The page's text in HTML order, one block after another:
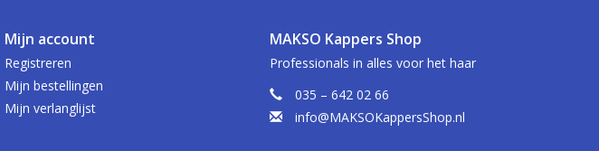
Mijn account
Registreren
Mijn bestellingen
Mijn verlanglijst
MAKSO Kappers Shop
Professionals in alles voor het haar
035 – 642 02 66
info@MAKSOKappersShop.nl